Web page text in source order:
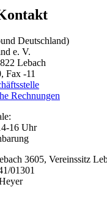
Deutschland)
e. V.
Lebach
Fax -11
Rechnungen
16 Uhr
3605, Vereinssitz
01301